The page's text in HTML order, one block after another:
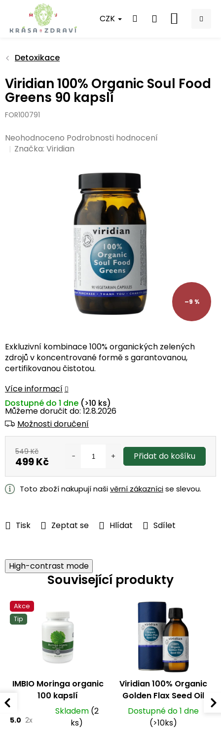
obsah
CZK
NÁKUPNÍ
Detoxikace
Viridian 100% Organic Soul Food
Greens 90 kapslí
FOR100791
Průměrné
hodnocení
Neohodnoceno Podrobnosti hodnocení
Značka:Viridian
–9 %
Exkluzivní kombinace 100% organických zelených
zdrojů v koncentrované formě s garantovanou,
certifikovanou čistotou.
Více informací
Tisk Zeptat se Hlídat Sdílet
Můžeme doručit do:12.8.2026
Možnosti doručení
Dostupné do 1 dne (>10 ks)
549 Kč
499 Kč Přidat do košíku
Toto zboží nakupují našivěrní zákaznícise slevou.
High-contrast mode
Související produkty
Akce
Tip
IMBIO Moringa organic
100 kapslí
5.0 2x
Skladem (2
ks)
Viridian 100% Organic
Golden Flax Seed Oil
200 ml
Dostupné do 1 dne
(>10ks)